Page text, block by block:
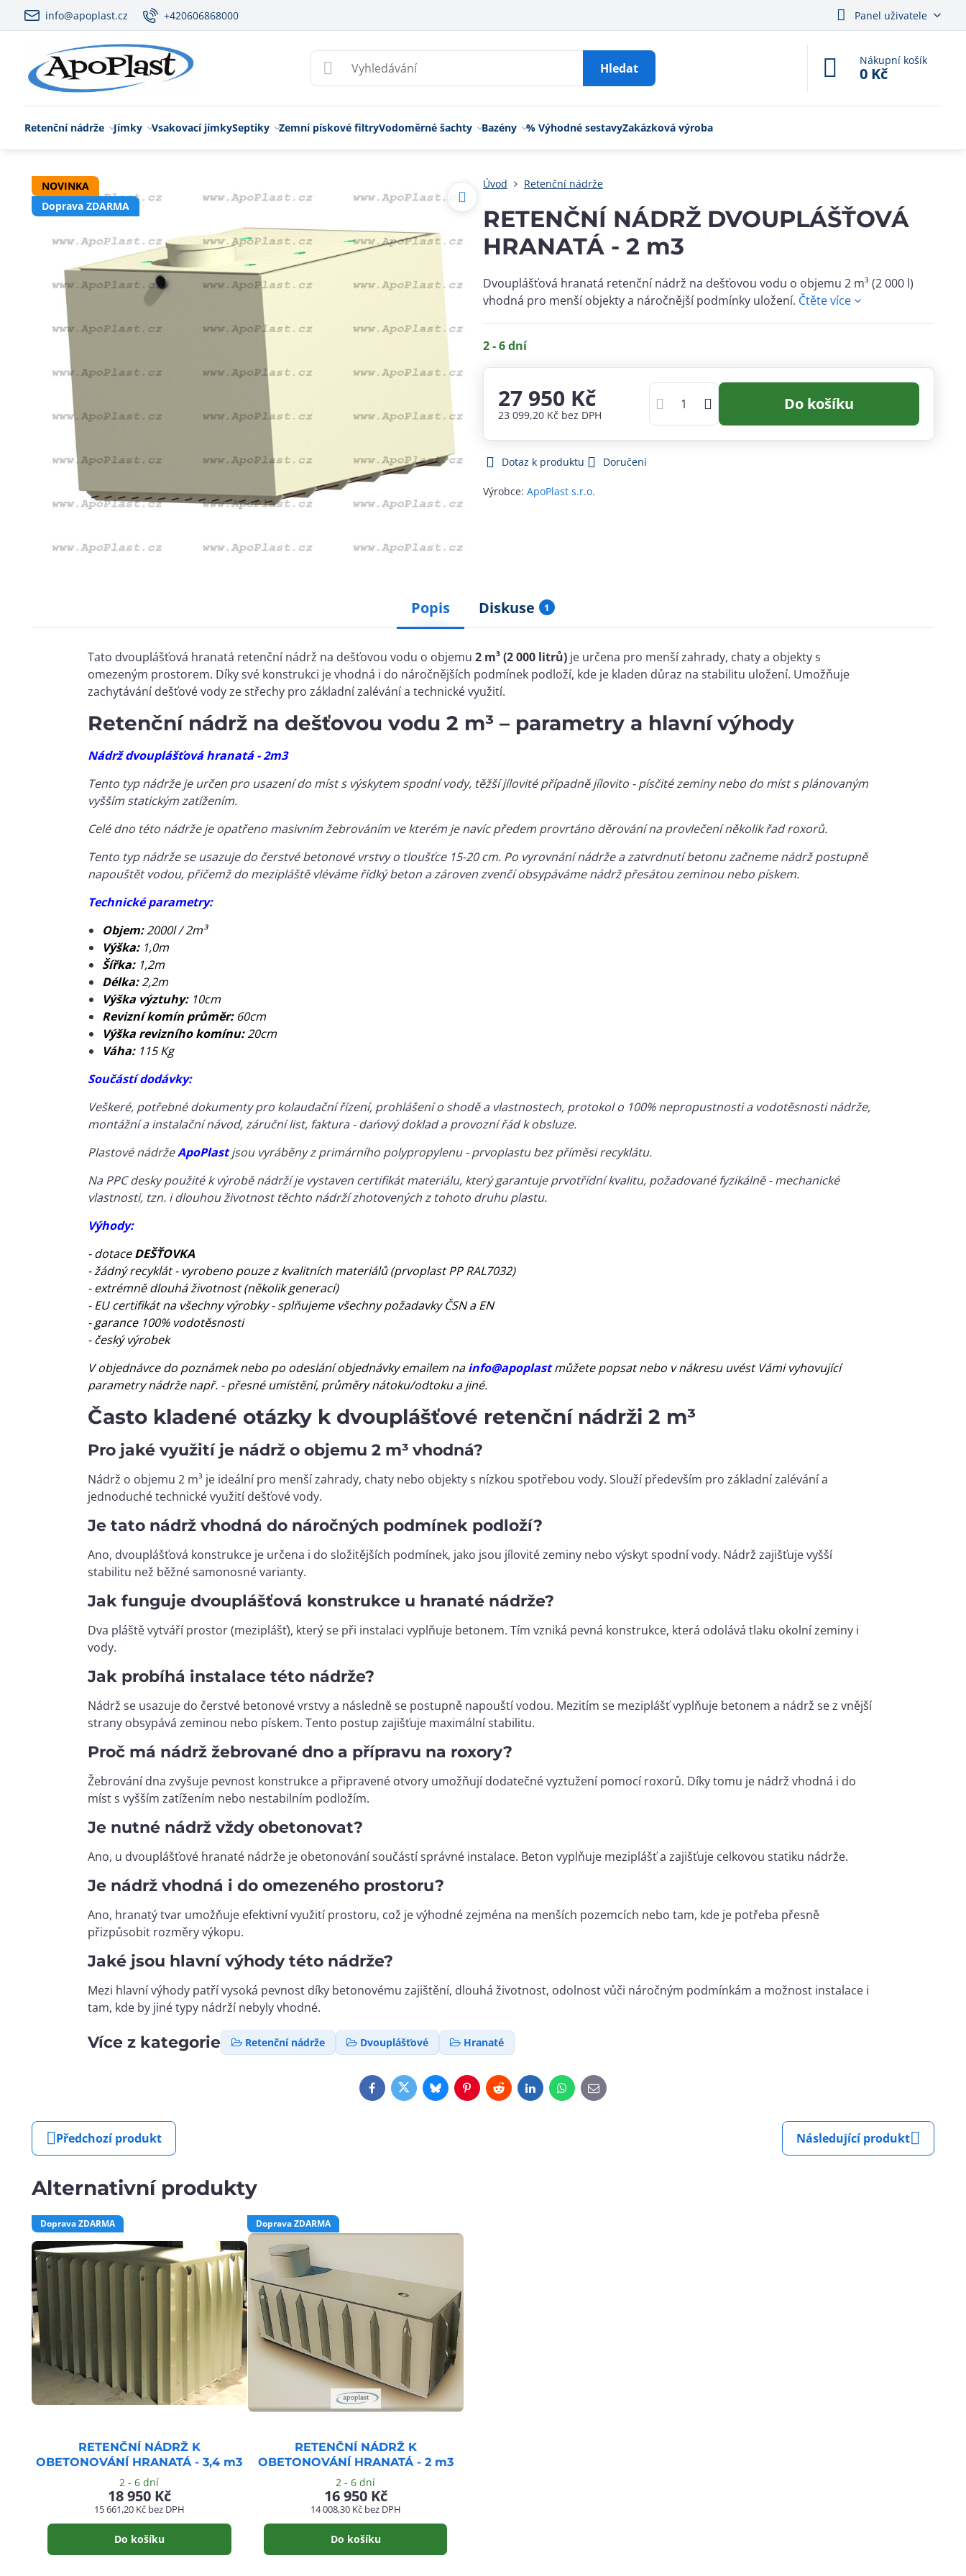
info@apoplast.cz +420606868000 Panel uživatele
Hledat
Nákupní košík
0 Kč
Retenční nádrže Jímky Vsakovací jímkySeptiky Zemní pískové filtryVodoměrné šachty Bazény % Výhodné sestavyZakázková výroba
NOVINKA
Doprava ZDARMA
Úvod Retenční nádrže
RETENČNÍ NÁDRŽ DVOUPLÁŠŤOVÁ
HRANATÁ - 2 m3
Dvouplášťová hranatá retenční nádrž na dešťovou vodu o objemu 2 m³ (2 000 l)
vhodná pro menší objekty a náročnější podmínky uložení. Čtěte více
2 - 6 dní
27 950 Kč
23 099,20 Kč bez DPH
Do košíku
Dotaz k produktu Doručení
Výrobce: ApoPlast s.r.o.
Popis Diskuse 1
Tato dvouplášťová hranatá retenční nádrž na dešťovou vodu o objemu 2 m³ (2 000 litrů)je určena pro menší zahrady, chaty a objekty s
omezeným prostorem. Díky své konstrukci je vhodná i do náročnějších podmínek podloží, kde je kladen důraz na stabilitu uložení. Umožňuje
zachytávání dešťové vody ze střechy pro základní zalévání a technické využití.
Retenční nádrž na dešťovou vodu 2 m³ – parametry a hlavní výhody
Nádrž dvouplášťová hranatá - 2m3
Tento typ nádrže je určen pro usazení do míst s výskytem spodní vody, těžší jílovité případně jílovito - písčité zeminy nebo do míst s plánovaným
vyšším statickým zatížením.
Celé dno této nádrže je opatřeno masivním žebrováním ve kterém je navíc předem provrtáno děrování na provlečení několik řad roxorů.
Tento typ nádrže se usazuje do čerstvé betonové vrstvy o tloušťce 15-20 cm. Po vyrovnání nádrže a zatvrdnutí betonu začneme nádrž postupně
napouštět vodou, přičemž do mezipláště vléváme řídký beton a zároven zvenčí obsypáváme nádrž přesátou zeminou nebo pískem.
Technické parametry:
Objem:2000l / 2m³
Výška: 1,0m
Šířka: 1,2m
Délka:2,2m
Výška výztuhy: 10cm
Revizní komín průměr:60cm
Výška revizního komínu:20cm
Váha:115 Kg
Součástí dodávky:
Veškeré, potřebné dokumenty pro kolaudační řízení, prohlášení o shodě a vlastnostech, protokol o 100% nepropustnosti a vodotěsnosti nádrže,
montážní a instalační návod, záruční list, faktura - dańový doklad a provozní řád k obsluze.
Plastové nádržeApoPlastjsou vyráběny z primárního polypropylenu - prvoplastu bez příměsi recyklátu.
Na PPC desky použité k výrobě nádrží je vystaven certifikát materiálu, který garantuje prvotřídní kvalitu, požadované fyzikálně - mechanické
vlastnosti, tzn. i dlouhou životnost těchto nádrží zhotovených z tohoto druhu plastu.
Výhody:
- dotaceDEŠŤOVKA
- žádný recyklát - vyrobeno pouze z kvalitních materiálů (prvoplast PP RAL7032)
- extrémně dlouhá životnost (několik generací)
- EU certifikát na všechny výrobky - splňujeme všechny požadavky ČSN a EN
- garance 100% vodotěsnosti
- český výrobek
V objednávce do poznámek nebo po odeslání objednávky emailem nainfo@apoplast můžete popsat nebo v nákresu uvést Vámi vyhovující
parametry nádrže např. - přesné umístění, průměry nátoku/odtoku a jiné.
Často kladené otázky k dvouplášťové retenční nádrži 2 m³
Pro jaké využití je nádrž o objemu 2 m³ vhodná?
Nádrž o objemu 2 m³ je ideální pro menší zahrady, chaty nebo objekty s nízkou spotřebou vody. Slouží především pro základní zalévání a
jednoduché technické využití dešťové vody.
Je tato nádrž vhodná do náročných podmínek podloží?
Ano, dvouplášťová konstrukce je určena i do složitějších podmínek, jako jsou jílovité zeminy nebo výskyt spodní vody. Nádrž zajišťuje vyšší
stabilitu než běžné samonosné varianty.
Jak funguje dvouplášťová konstrukce u hranaté nádrže?
Dva pláště vytváří prostor (meziplášť), který se při instalaci vyplňuje betonem. Tím vzniká pevná konstrukce, která odolává tlaku okolní zeminy i
vody.
Jak probíhá instalace této nádrže?
Nádrž se usazuje do čerstvé betonové vrstvy a následně se postupně napouští vodou. Mezitím se meziplášť vyplňuje betonem a nádrž se z vnější
strany obsypává zeminou nebo pískem. Tento postup zajišťuje maximální stabilitu.
Proč má nádrž žebrované dno a přípravu na roxory?
Žebrování dna zvyšuje pevnost konstrukce a připravené otvory umožňují dodatečné vyztužení pomocí roxorů. Díky tomu je nádrž vhodná i do
míst s vyšším zatížením nebo nestabilním podložím.
Je nutné nádrž vždy obetonovat?
Ano, u dvouplášťové hranaté nádrže je obetonování součástí správné instalace. Beton vyplňuje meziplášť a zajišťuje celkovou statiku nádrže.
Je nádrž vhodná i do omezeného prostoru?
Ano, hranatý tvar umožňuje efektivní využití prostoru, což je výhodné zejména na menších pozemcích nebo tam, kde je potřeba přesně
přizpůsobit rozměry výkopu.
Jaké jsou hlavní výhody této nádrže?
Mezi hlavní výhody patří vysoká pevnost díky betonovému zajištění, dlouhá životnost, odolnost vůči náročným podmínkám a možnost instalace i
tam, kde by jiné typy nádrží nebyly vhodné.
Více z kategorie Retenční nádrže Dvouplášťové Hranaté
FacebookTwitterBlueskyPinterestRedditLinkedInWhatsApp
E-
mail
Předchozí produkt Následující produkt
Alternativní produkty
Doprava ZDARMA
RETENČNÍ NÁDRŽ K
OBETONOVÁNÍ HRANATÁ - 3,4 m3
2 - 6 dní
18 950 Kč
15 661,20 Kč bez DPH
Do košíku
Doprava ZDARMA
RETENČNÍ NÁDRŽ K
OBETONOVÁNÍ HRANATÁ - 2 m3
2 - 6 dní
16 950 Kč
14 008,30 Kč bez DPH
Do košíku